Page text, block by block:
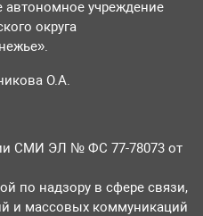
автономное учреждение
округа
О.А.
СМИ ЭЛ № ФС 77-78073 от
по надзору в сфере связи,
и массовых коммуникаций